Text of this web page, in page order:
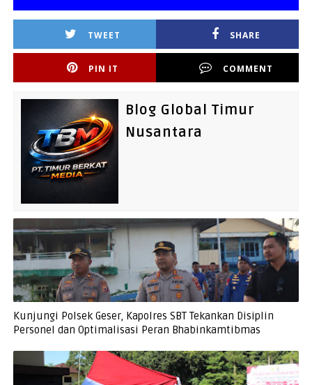
TWEET SHARE
PIN IT COMMENT
Blog Global Timur
Nusantara
Kunjungi Polsek Geser, Kapolres SBT Tekankan Disiplin
Personel dan Optimalisasi Peran Bhabinkamtibmas